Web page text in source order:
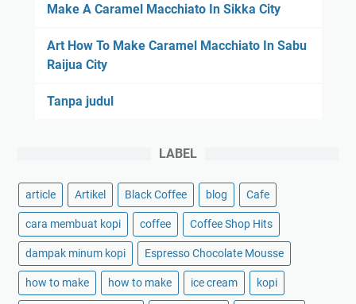
Make A Caramel Macchiato In Sikka City
Art How To Make Caramel Macchiato In Sabu
Raijua City
Tanpa judul
LABEL
article Artikel Black Coffee blog Cafe
cara membuat kopi coffee Coffee Shop Hits
dampak minum kopi Espresso Chocolate Mousse
how to make how to make ice cream kopi